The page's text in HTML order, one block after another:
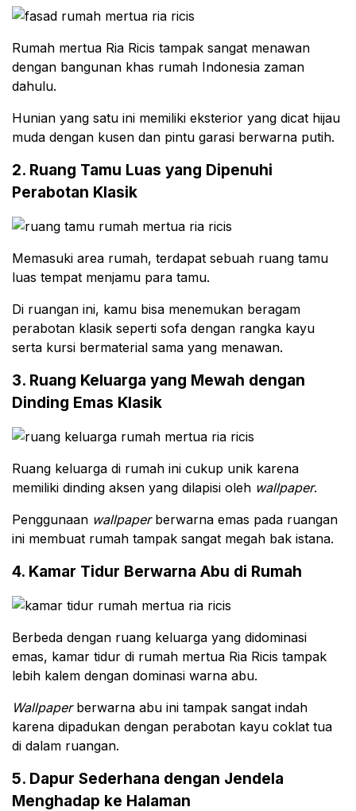
Rumah mertua Ria Ricis tampak sangat menawan
dengan bangunan khas rumah Indonesia zaman
dahulu.
Hunian yang satu ini memiliki eksterior yang dicat hijau
muda dengan kusen dan pintu garasi berwarna putih.
2. Ruang Tamu Luas yang Dipenuhi
Perabotan Klasik
Memasuki area rumah, terdapat sebuah ruang tamu
luas tempat menjamu para tamu.
Di ruangan ini, kamu bisa menemukan beragam
perabotan klasik seperti sofa dengan rangka kayu
serta kursi bermaterial sama yang menawan.
3. Ruang Keluarga yang Mewah dengan
Dinding Emas Klasik
Ruang keluarga di rumah ini cukup unik karena
memiliki dinding aksen yang dilapisi oleh wallpaper.
Penggunaan wallpaperberwarna emas pada ruangan
ini membuat rumah tampak sangat megah bak istana.
4. Kamar Tidur Berwarna Abu di Rumah
Berbeda dengan ruang keluarga yang didominasi
emas, kamar tidur di rumah mertua Ria Ricis tampak
lebih kalem dengan dominasi warna abu.
Wallpaperberwarna abu ini tampak sangat indah
karena dipadukan dengan perabotan kayu coklat tua
di dalam ruangan.
5. Dapur Sederhana dengan Jendela
Menghadap ke Halaman